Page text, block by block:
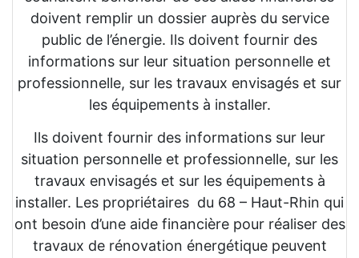
doivent remplir un dossier auprès du service
public de l’énergie. Ils doivent fournir des
informations sur leur situation personnelle et
professionnelle, sur les travaux envisagés et sur
les équipements à installer.
Ils doivent fournir des informations sur leur
situation personnelle et professionnelle, sur les
travaux envisagés et sur les équipements à
installer. Les propriétaires du 68 – Haut-Rhin qui
ont besoin d’une aide financière pour réaliser des
travaux de rénovation énergétique peuvent